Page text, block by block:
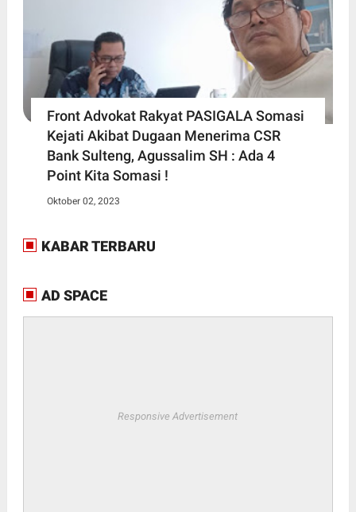
Front Advokat Rakyat PASIGALA Somasi
Kejati Akibat Dugaan Menerima CSR
Bank Sulteng, Agussalim SH : Ada 4
Point Kita Somasi !
Oktober 02, 2023
KABAR TERBARU
AD SPACE
Responsive Advertisement